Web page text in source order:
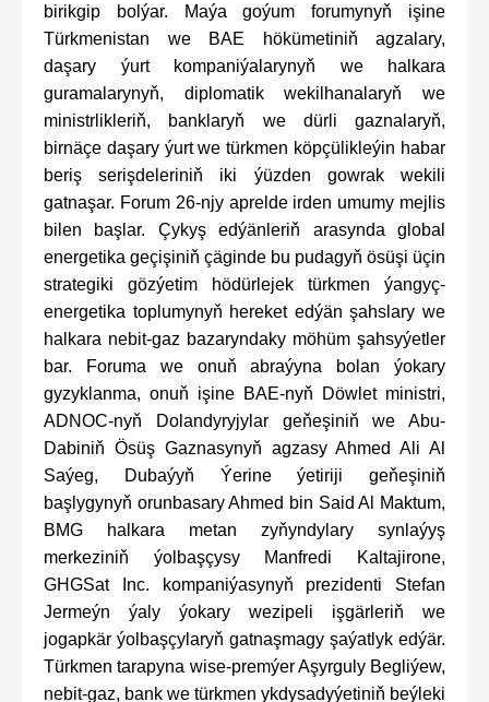
birikgip bolýar. Maýa goýum forumynyň işine
Türkmenistan we BAE hökümetiniň agzalary,
daşary ýurt kompaniýalarynyň we halkara
guramalarynyň, diplomatik wekilhanalaryň we
ministrlikleriň, banklaryň we dürli gaznalaryň,
birnäçe daşary ýurt we türkmen köpçülikleýin habar
beriş serişdeleriniň iki ýüzden gowrak wekili
gatnaşar. Forum 26-njy aprelde irden umumy mejlis
bilen başlar. Çykyş edýänleriň arasynda global
energetika geçişiniň çäginde bu pudagyň ösüşi üçin
strategiki gözýetim hödürlejek türkmen ýangyç-
energetika toplumynyň hereket edýän şahslary we
halkara nebit-gaz bazaryndaky möhüm şahsyýetler
bar. Foruma we onuň abraýyna bolan ýokary
gyzyklanma, onuň işine BAE-nyň Döwlet ministri,
ADNOC-nyň Dolandyryjylar geňeşiniň we Abu-
Dabiniň Ösüş Gaznasynyň agzasy Ahmed Ali Al
Saýeg, Dubaýyň Ýerine ýetiriji geňeşiniň
başlygynyň orunbasary Ahmed bin Said Al Maktum,
BMG halkara metan zyňyndylary synlaýyş
merkeziniň ýolbaşçysy Manfredi Kaltajirone,
GHGSat Inc. kompaniýasynyň prezidenti Stefan
Jermeýn ýaly ýokary wezipeli işgärleriň we
jogapkär ýolbaşçylaryň gatnaşmagy şaýatlyk edýär.
Türkmen tarapyna wise-premýer Aşyrguly Begliýew,
nebit-gaz, bank we türkmen ykdysadyýetiniň beýleki